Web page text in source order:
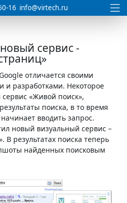
16 info@virtech.ru
сервис -
отличается своими
разработками. Некоторое
«Живой поиск»,
поиска, в то время
вводить запрос.
новый визуальный сервис –
В результатах поиска теперь
найденных поисковым